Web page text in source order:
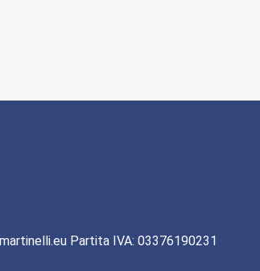
Partita IVA: 03376190231